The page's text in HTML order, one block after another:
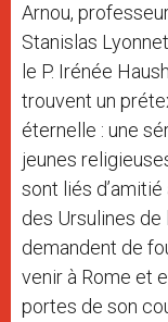
Arnou,
Stanislas
le P. Irénée
trouvent un
éternelle : une
jeunes
sont liés
des Ursulines de
demandent de
venir à Rome et
portes de son